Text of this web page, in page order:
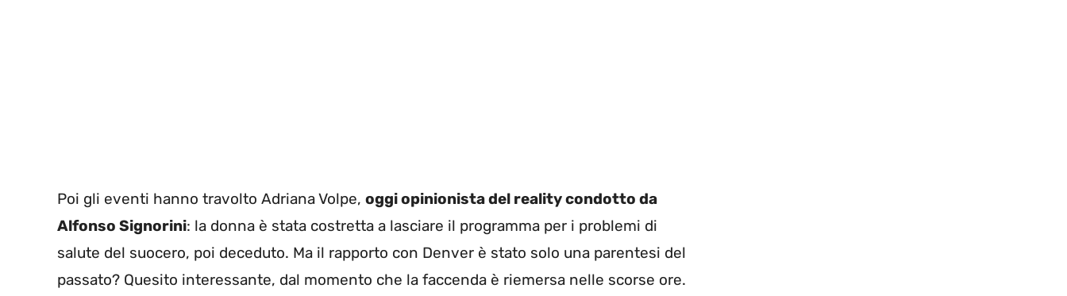
Poi gli eventi hanno travolto Adriana Volpe, oggi opinionista del reality condotto da
Alfonso Signorini: la donna è stata costretta a lasciare il programma per i problemi di
salute del suocero, poi deceduto. Ma il rapporto con Denver è stato solo una parentesi del
passato? Quesito interessante, dal momento che la faccenda è riemersa nelle scorse ore.